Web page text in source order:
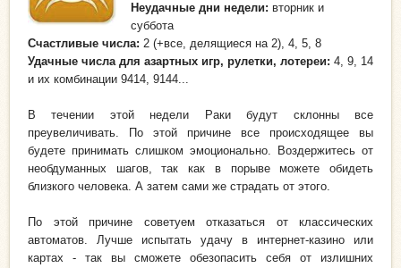
Неудачные дни недели: вторник и
суббота
Счастливые числа: 2 (+все, делящиеся на 2), 4, 5, 8
Удачные числа для азартных игр, рулетки, лотереи: 4, 9, 14
и их комбинации 9414, 9144...
В течении этой недели Раки будут склонны все
преувеличивать. По этой причине все происходящее вы
будете принимать слишком эмоционально. Воздержитесь от
необдуманных шагов, так как в порыве можете обидеть
близкого человека. А затем сами же страдать от этого.
По этой причине советуем отказаться от классических
автоматов. Лучше испытать удачу в интернет-казино или
картах - так вы сможете обезопасить себя от излишних